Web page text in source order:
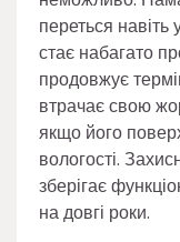
переться
стає набагато
продовжує
втрачає свою
якщо його
вологості.
зберігає
на довгі роки.